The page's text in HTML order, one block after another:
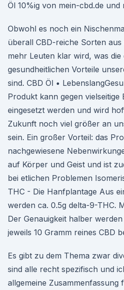
Öl 10%ig von mein-cbd.de und
Obwohl es noch ein
überall CBD-reiche Sorten
mehr Leuten klar wird, was die
gesundheitlichen Vorteile
sind. CBD Öl •
Produkt kann gegen vielseitige
eingesetzt werden und wird
Zukunft noch viel größer an
sein. Ein großer Vorteil: das
nachgewiesene
auf Körper und Geist und ist
bei etlichen Problemen
THC - Die Hanfplantage Aus
werden ca. 0.5g delta-9-THC.
Der Genauigkeit halber
jeweils 10 Gramm reines CBD
Es gibt zu dem Thema zwar
sind alle recht spezifisch und
allgemeine Zusammenfassung